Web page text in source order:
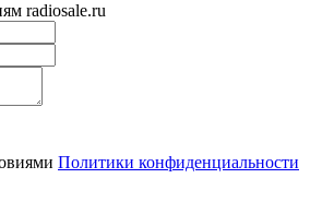
radiosale.ru
Политики конфиденциальности